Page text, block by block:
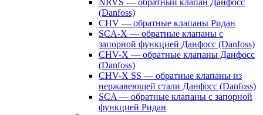
NRVS — обратный клапан Данфосс
(Danfoss)
CHV — обратные клапаны Ридан
SCA-X — обратные клапаны с
запорной функцией Данфосс (Danfoss)
CHV-X — обратные клапаны Данфосс
(Danfoss)
CHV-X SS — обратные клапаны из
нержавеющей стали Данфосс (Danfoss)
SCA — обратные клапаны с запорной
функцией Ридан